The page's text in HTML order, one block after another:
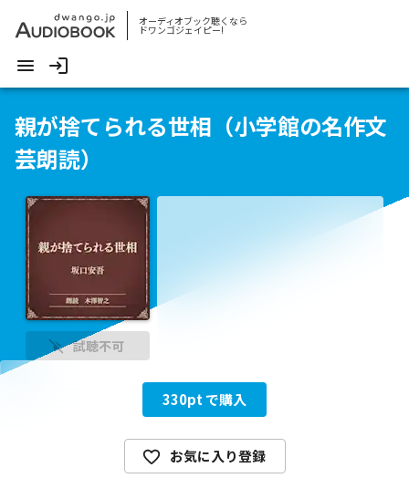
オーディオブック聴くなら
ドワンゴジェイピー!
親が捨てられる世相（小学館の名作文
芸朗読）
試聴不可
330pt で購入
お気に入り登録